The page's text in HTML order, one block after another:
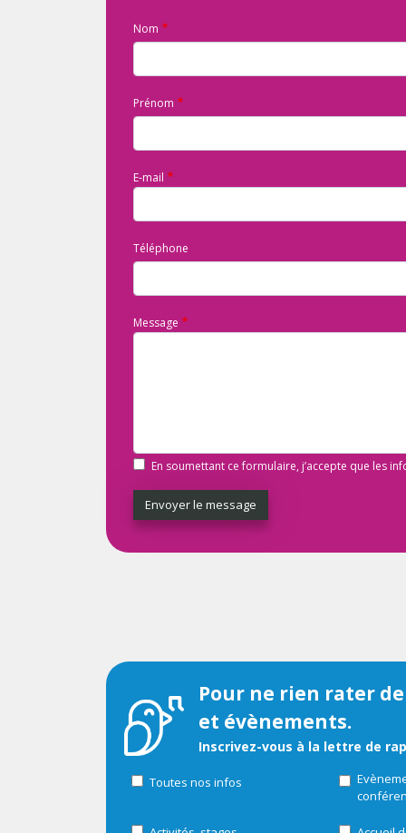
Nom
Prénom
E-mail
Téléphone
Message
En soumettant ce formulaire, j’accepte que les
Envoyer le message
Pour ne rien rater
et évènements.
Inscrivez-vous à la lettre de
Toutes nos infos